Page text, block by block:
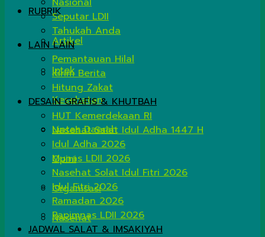
RUBRIK
Artikel
Iptek
Kesehatan
Lintas Daerah
Opini
Organisasi
Nasehat
Seputar LDII
Tahukah Anda
LAIN LAIN
Pemantauan Hilal
Kirim Berita
Hitung Zakat
DESAIN GRAFIS & KHUTBAH
HUT Kemerdekaan RI
Nasehat Salat Idul Adha 1447 H
Idul Adha 2026
Munas LDII 2026
Nasehat Solat Idul Fitri 2026
Idul Fitri 2026
Ramadan 2026
Rapimnas LDII 2026
JADWAL SALAT & IMSAKIYAH